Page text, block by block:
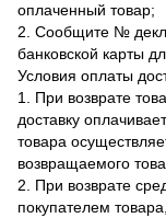
оплаченный товар;
2. Сообщите №
банковской карты
Условия оплаты
1. При возврате
доставку
товара
возвращаемого
2. При возврате
покупателем